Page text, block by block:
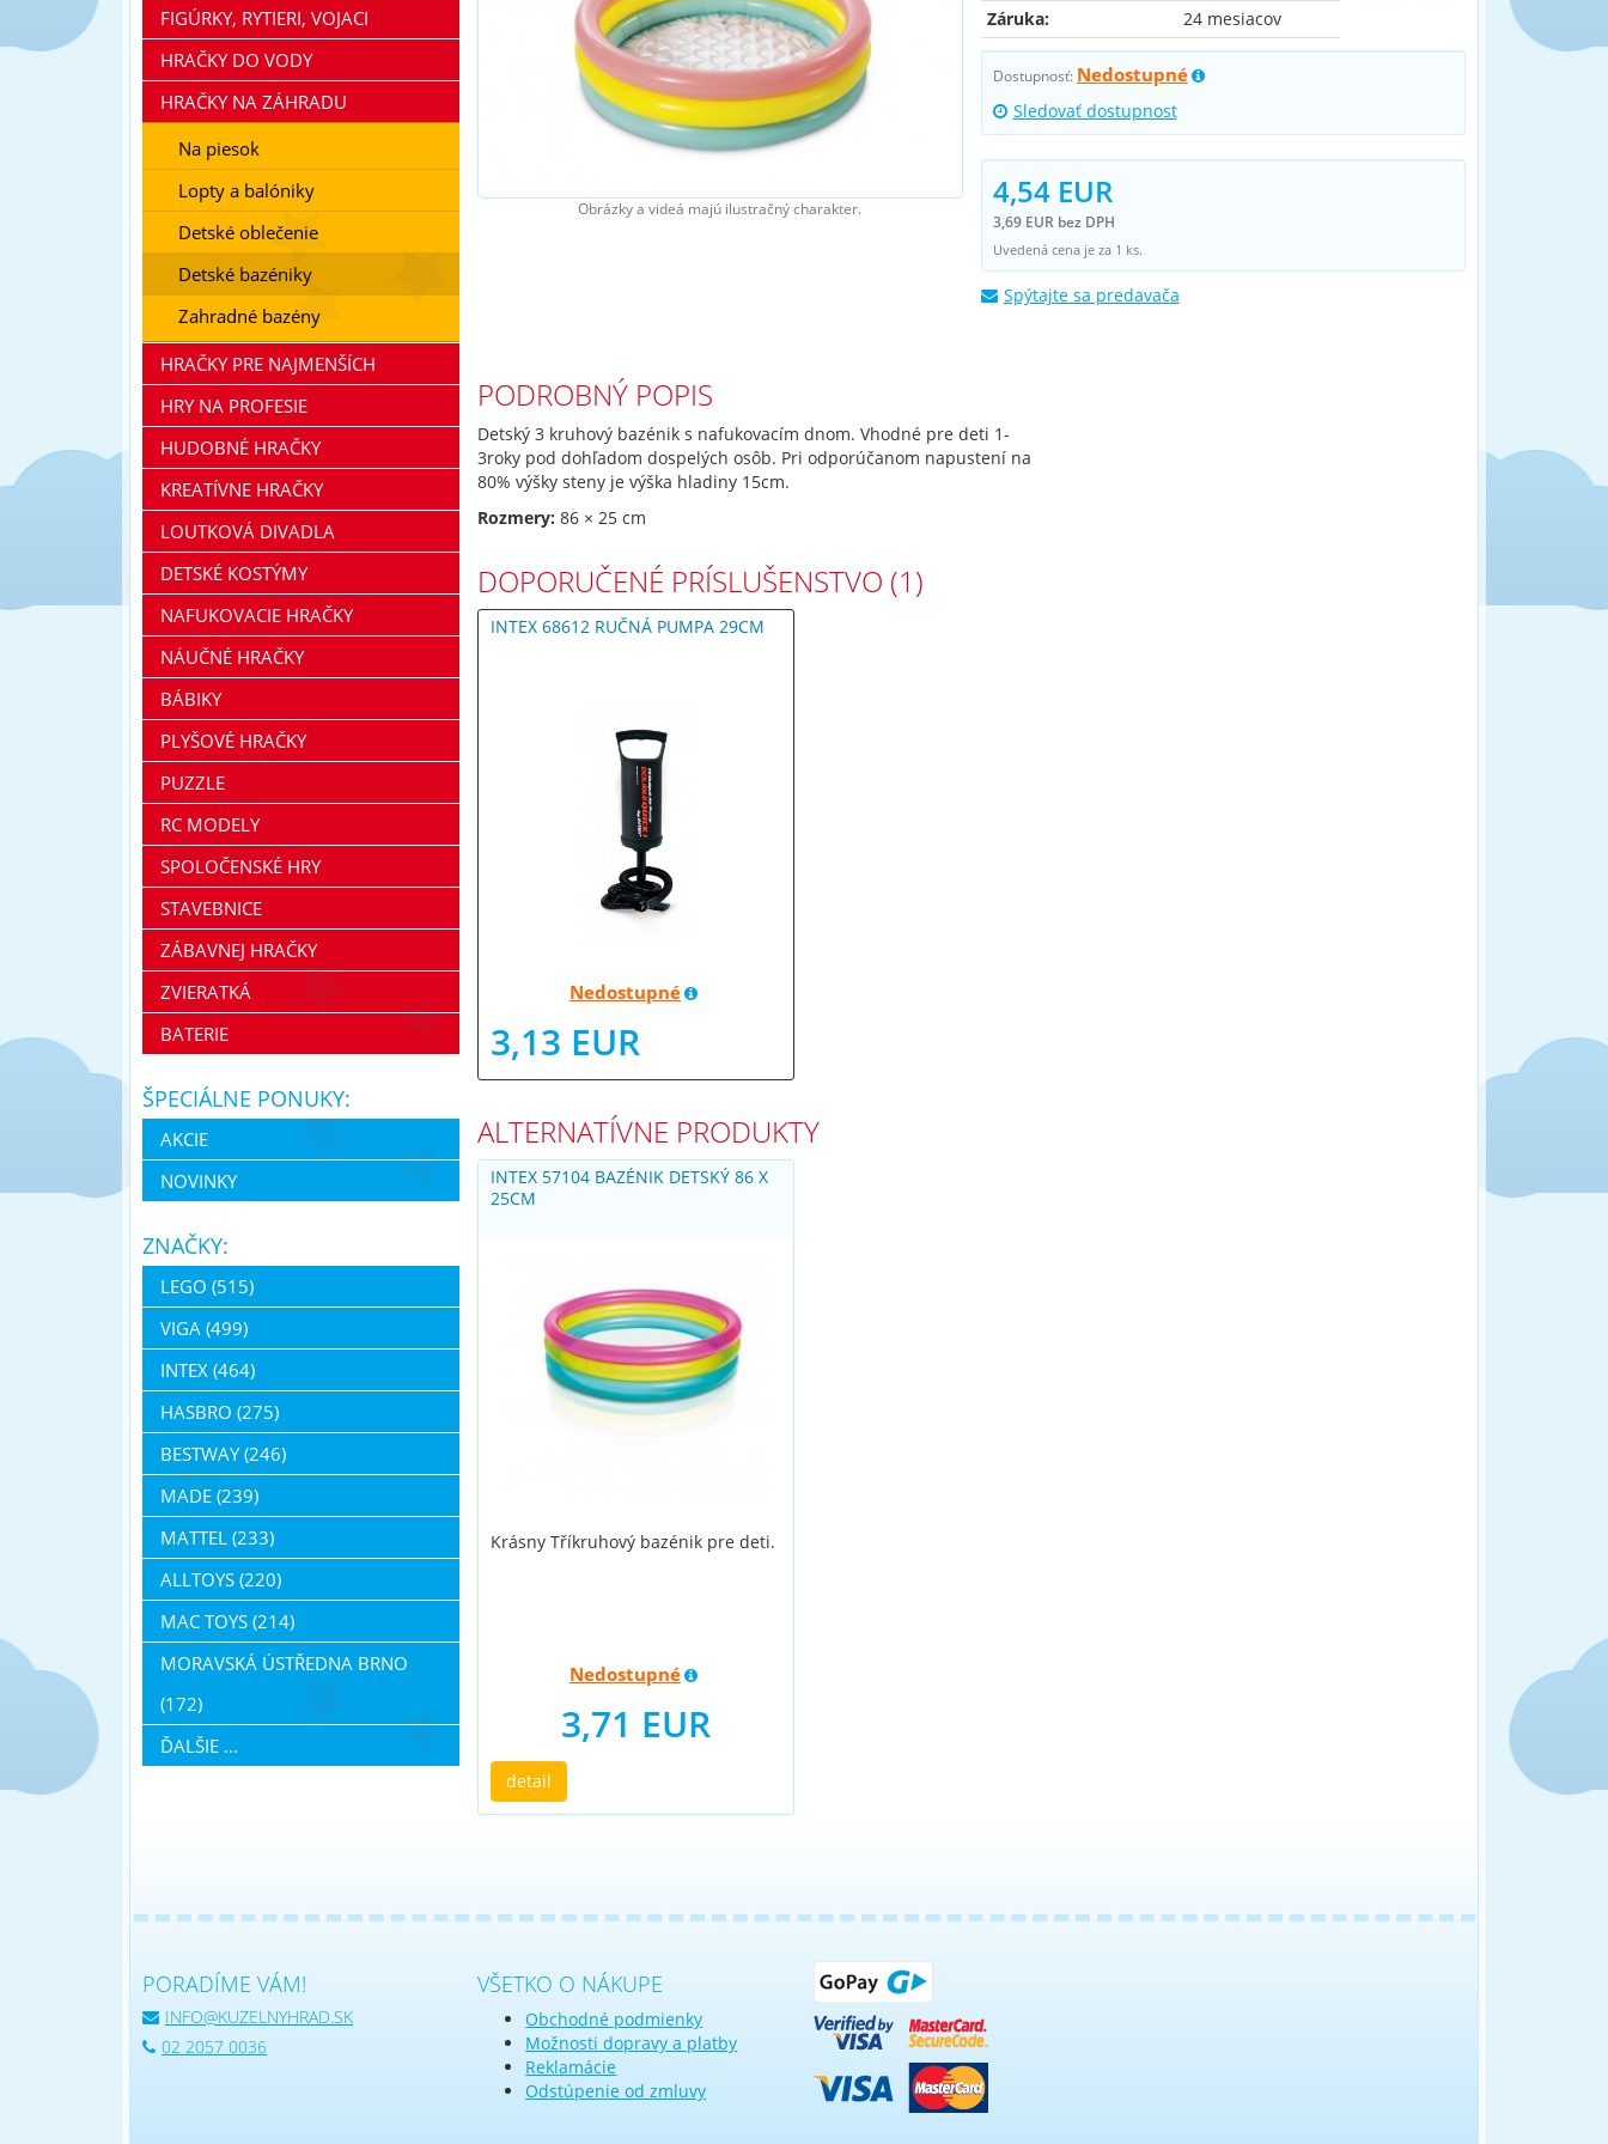
Obrázky a videá majú ilustračný charakter.
Záruka:
24 mesiacov
Dostupnosť: Nedostupné
Sledovať dostupnost
4,54 EUR
3,69 EUR bez DPH
Uvedená cena je za 1 ks.
Spýtajte sa predavača
PODROBNÝ POPIS
Detský 3 kruhový bazénik s nafukovacím dnom. Vhodné pre deti 1-
3roky pod dohľadom dospelých osôb. Pri odporúčanom napustení na
80% výšky steny je výška hladiny 15cm.
Rozmery: 86 × 25 cm
DOPORUČENÉ PRÍSLUŠENSTVO (1)
INTEX 68612 RUČNÁ PUMPA 29CM
Nedostupné
3,13 EUR
ALTERNATÍVNE PRODUKTY
INTEX 57104 BAZÉNIK DETSKÝ 86 X
25CM
Krásny Tříkruhový bazénik pre deti.
Nedostupné
3,71 EUR
detail
FIGÚRKY, RYTIERI, VOJACI
HRAČKY DO VODY
HRAČKY NA ZÁHRADU
Na piesok
Lopty a balóniky
Detské oblečenie
Detské bazéniky
Zahradné bazény
HRAČKY PRE NAJMENŠÍCH
HRY NA PROFESIE
HUDOBNÉ HRAČKY
KREATÍVNE HRAČKY
LOUTKOVÁ DIVADLA
DETSKÉ KOSTÝMY
NAFUKOVACIE HRAČKY
NÁUČNÉ HRAČKY
BÁBIKY
PLYŠOVÉ HRAČKY
PUZZLE
RC MODELY
SPOLOČENSKÉ HRY
STAVEBNICE
ZÁBAVNEJ HRAČKY
ZVIERATKÁ
BATERIE
ŠPECIÁLNE PONUKY:
AKCIE
NOVINKY
ZNAČKY:
LEGO (515)
VIGA (499)
INTEX (464)
HASBRO (275)
BESTWAY (246)
MADE (239)
MATTEL (233)
ALLTOYS (220)
MAC TOYS (214)
MORAVSKÁ ÚSTŘEDNA BRNO
(172)
ĎALŠIE ...
PORADÍME VÁM!
INFO@KUZELNYHRAD.SK
02 2057 0036
VŠETKO O NÁKUPE
Obchodné podmienky
Možnosti dopravy a platby
Reklamácie
Odstúpenie od zmluvy